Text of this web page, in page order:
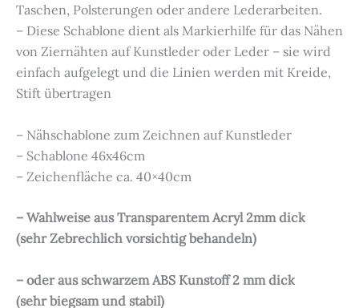
Taschen, Polsterungen oder andere Lederarbeiten.
– Diese Schablone dient als Markierhilfe für das Nähen
von Ziernähten auf Kunstleder oder Leder – sie wird
einfach aufgelegt und die Linien werden mit Kreide,
Stift übertragen
– Nähschablone zum Zeichnen auf Kunstleder
– Schablone 46x46cm
– Zeichenfläche ca. 40×40cm
– Wahlweise aus Transparentem Acryl 2mm dick
(sehr Zebrechlich vorsichtig behandeln)
– oder aus schwarzem ABS Kunstoff 2 mm dick
(sehr biegsam und stabil)